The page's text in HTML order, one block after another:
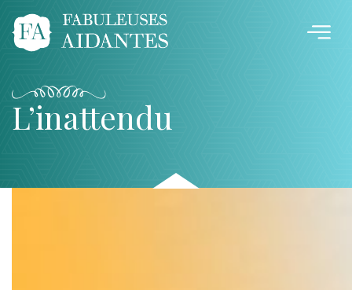
L’inattendu